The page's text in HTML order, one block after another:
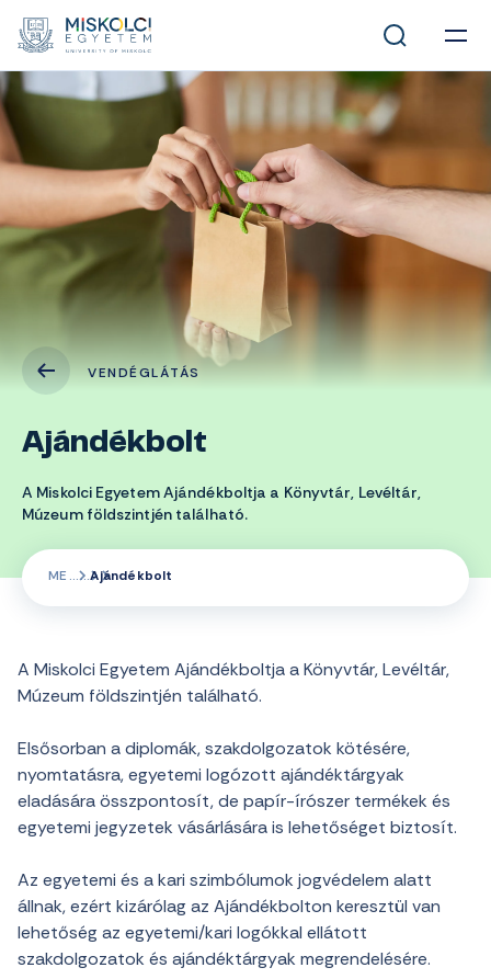
VENDÉGLÁTÁS
Ajándékbolt
A Miskolci Egyetem Ajándékboltja a Könyvtár, Levéltár,
Múzeum földszintjén található.
ME Ajándékbolt
A Miskolci Egyetem Ajándékboltja a Könyvtár, Levéltár,
Múzeum földszintjén található.
Elsősorban a diplomák, szakdolgozatok kötésére,
nyomtatásra, egyetemi logózott ajándéktárgyak
eladására összpontosít, de papír-írószer termékek és
egyetemi jegyzetek vásárlására is lehetőséget biztosít.
Az egyetemi és a kari szimbólumok jogvédelem alatt
állnak, ezért kizárólag az Ajándékbolton keresztül van
lehetőség az egyetemi/kari logókkal ellátott
szakdolgozatok és ajándéktárgyak megrendelésére.